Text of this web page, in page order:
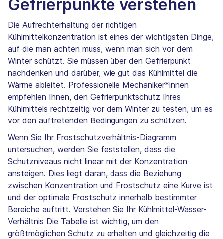
Gefrierpunkte verstehen
Die Aufrechterhaltung der richtigen
Kühlmittelkonzentration ist eines der wichtigsten Dinge,
auf die man achten muss, wenn man sich vor dem
Winter schützt. Sie müssen über den Gefrierpunkt
nachdenken und darüber, wie gut das Kühlmittel die
Wärme ableitet. Professionelle Mechaniker*innen
empfehlen Ihnen, den Gefrierpunktschutz Ihres
Kühlmittels rechtzeitig vor dem Winter zu testen, um es
vor den auftretenden Bedingungen zu schützen.
Wenn Sie Ihr Frostschutzverhältnis-Diagramm
untersuchen, werden Sie feststellen, dass die
Schutzniveaus nicht linear mit der Konzentration
ansteigen. Dies liegt daran, dass die Beziehung
zwischen Konzentration und Frostschutz eine Kurve ist
und der optimale Frostschutz innerhalb bestimmter
Bereiche auftritt. Verstehen Sie Ihr Kühlmittel-Wasser-
Verhältnis Die Tabelle ist wichtig, um den
größtmöglichen Schutz zu erhalten und gleichzeitig die